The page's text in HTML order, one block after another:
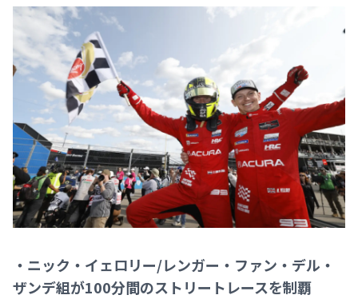
・ニック・イェロリー/レンガー・ファン・デル・
ザンデ組が100分間のストリートレースを制覇